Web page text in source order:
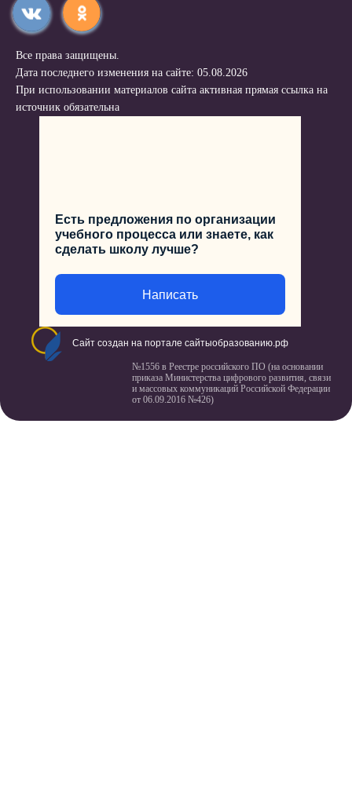
Все права защищены.
Дата последнего изменения на сайте: 05.08.2026
При использовании материалов сайта активная прямая ссылка на
источник обязательна
Есть предложения по организации
учебного процесса или знаете, как
сделать школу лучше?
Написать
Сайт создан на портале сайтыобразованию.рф
№1556 в Реестре российского ПО (на основании
приказа Министерства цифрового развития, связи
и массовых коммуникаций Российской Федерации
от 06.09.2016 №426)